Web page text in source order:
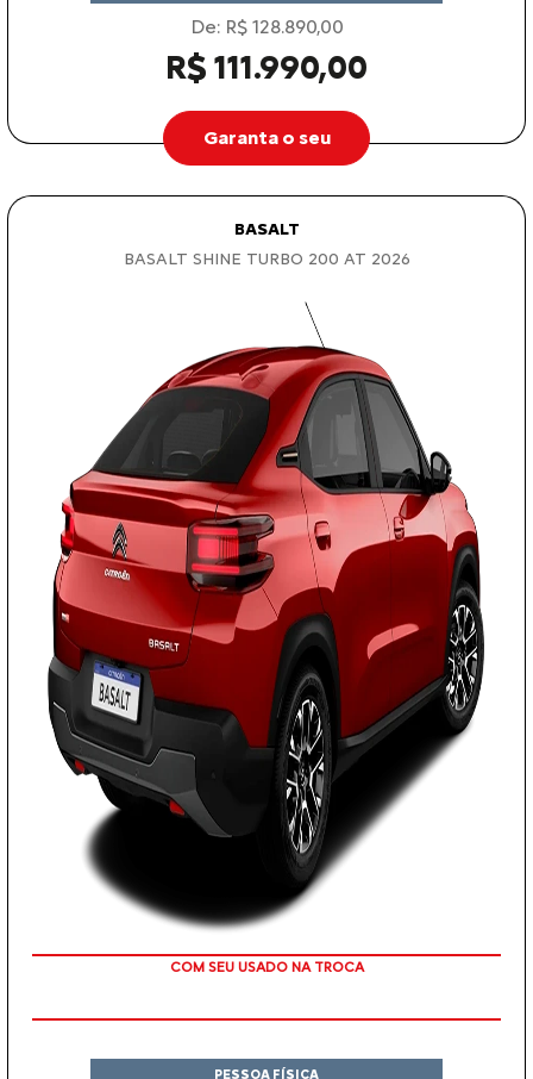
De: R$ 128.890,00
R$ 111.990,00
Garanta o seu
BASALT
BASALT SHINE TURBO 200 AT 2026
COM SEU USADO NA TROCA
PESSOA FÍSICA